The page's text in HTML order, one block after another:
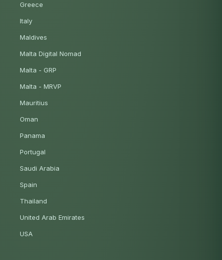
Greece
Italy
Maldives
Malta Digital Nomad
Malta - GRP
Malta - MRVP
Mauritius
Oman
Panama
Portugal
Saudi Arabia
Spain
Thailand
United Arab Emirates
USA